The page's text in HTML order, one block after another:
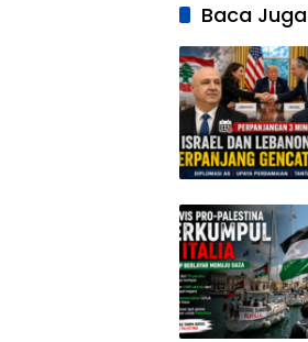
Baca Juga